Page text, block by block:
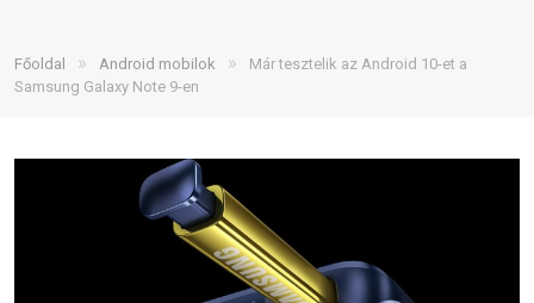
Főoldal » Android mobilok »
Már tesztelik az Android 10-et a
Samsung Galaxy Note 9-en